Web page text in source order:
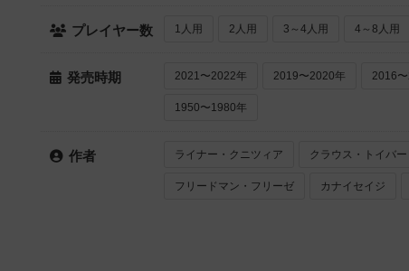
プレイヤー数 1人用 2人用 3～4人用 4～8人用
発売時期 2021〜2022年 2019〜2020年 2016
1950〜1980年
作者 ライナー・クニツィア クラウス・トイバー
フリードマン・フリーゼ カナイセイジ